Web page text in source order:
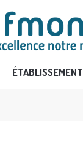
ÉTABLISSEMENT